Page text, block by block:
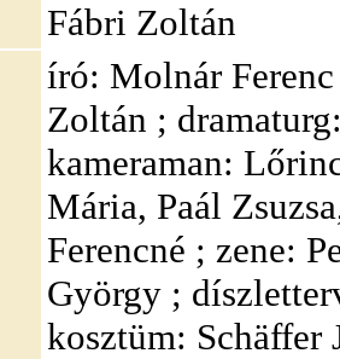
Fábri Zoltán
író: Molnár
Zoltán ;
kameraman:
Mária, Paál
Ferencné ; zene:
György ;
kosztüm: Schäffer